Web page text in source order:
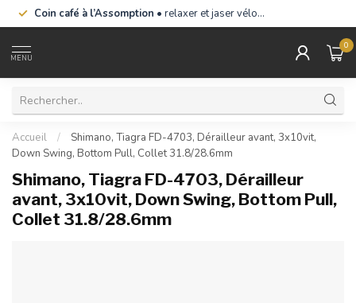
Coin café à l’Assomption • relaxer et jaser vélo…
MENU
0
Accueil /
Shimano, Tiagra FD-4703, Dérailleur avant, 3x10vit,
Down Swing, Bottom Pull, Collet 31.8/28.6mm
Shimano, Tiagra FD-4703, Dérailleur
avant, 3x10vit, Down Swing, Bottom Pull,
Collet 31.8/28.6mm